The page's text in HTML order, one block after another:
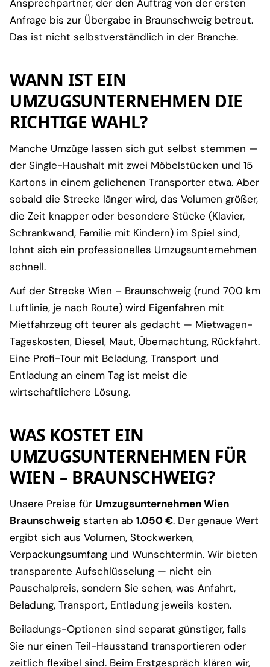
Ansprechpartner, der den Auftrag von der ersten
Anfrage bis zur Übergabe in Braunschweig betreut.
Das ist nicht selbstverständlich in der Branche.
WANN IST EIN
UMZUGSUNTERNEHMEN DIE
RICHTIGE WAHL?
Manche Umzüge lassen sich gut selbst stemmen —
der Single-Haushalt mit zwei Möbelstücken und 15
Kartons in einem geliehenen Transporter etwa. Aber
sobald die Strecke länger wird, das Volumen größer,
die Zeit knapper oder besondere Stücke (Klavier,
Schrankwand, Familie mit Kindern) im Spiel sind,
lohnt sich ein professionelles Umzugsunternehmen
schnell.
Auf der Strecke Wien – Braunschweig (rund 700 km
Luftlinie, je nach Route) wird Eigenfahren mit
Mietfahrzeug oft teurer als gedacht — Mietwagen-
Tageskosten, Diesel, Maut, Übernachtung, Rückfahrt.
Eine Profi-Tour mit Beladung, Transport und
Entladung an einem Tag ist meist die
wirtschaftlichere Lösung.
WAS KOSTET EIN
UMZUGSUNTERNEHMEN FÜR
WIEN – BRAUNSCHWEIG?
Unsere Preise für Umzugsunternehmen Wien
Braunschweig starten ab 1.050 €. Der genaue Wert
ergibt sich aus Volumen, Stockwerken,
Verpackungsumfang und Wunschtermin. Wir bieten
transparente Aufschlüsselung — nicht ein
Pauschalpreis, sondern Sie sehen, was Anfahrt,
Beladung, Transport, Entladung jeweils kosten.
Beiladungs-Optionen sind separat günstiger, falls
Sie nur einen Teil-Hausstand transportieren oder
zeitlich flexibel sind. Beim Erstgespräch klären wir,